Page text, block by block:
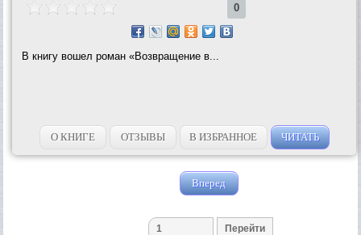
0
В книгу вошел роман «Возвращение в...
О КНИГЕ ОТЗЫВЫ В ИЗБРАННОЕ ЧИТАТЬ
Вперед